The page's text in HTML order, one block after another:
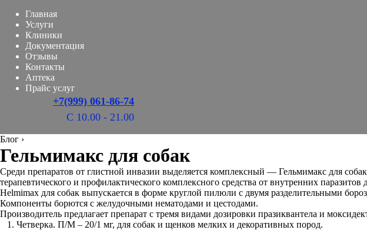
Главная
Услуги
Клиники
Документация
Отзывы
Контакты
Аптека
Прайс услуг
+7(999) 061-86-74
С 10.00 - 21.00
Блог ›
Гельмимакс для собак
Среди препаратов от глистной инвазии выделяется комплексный — Гельмимакс для
терапевтического и профилактического комплексного средства от внутренних
Helmimax для собак выпускается в форме круглой пилюли с двумя разделительными
Компоненты борются с желудочными нематодами и цестодами.
Производитель предлагает препарат с тремя видами дозировки празиквантела и
Четверка. П/М – 20/1 мг, для собак и щенков мелких и декоративных пород.